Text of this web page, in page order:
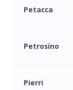
Petacca
Petrosino
Pierri